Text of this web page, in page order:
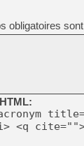
obligatoires
<q